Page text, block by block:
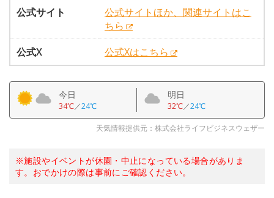
公式サイト
公式サイトほか、関連サイトはこ
ちら
公式X
公式Xはこちら
今日
34℃／24℃
明日
32℃／24℃
天気情報提供元：株式会社ライフビジネスウェザー
※施設やイベントが休園・中止になっている場合がありま
す。おでかけの際は事前にご確認ください。